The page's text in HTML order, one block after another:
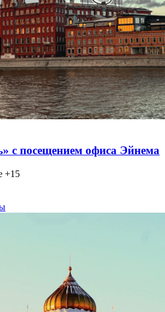
с посещением офиса Эйнема
+15